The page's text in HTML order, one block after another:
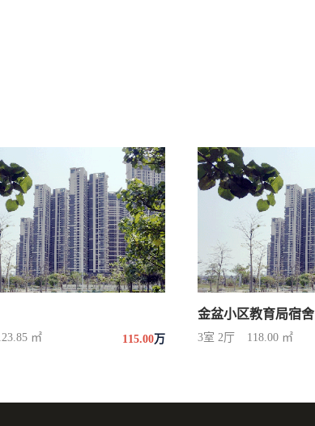
㎡ 115.00万
金盆小区教育局宿舍
3室 2厅 118.00 ㎡